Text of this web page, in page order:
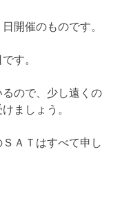
開催のものです。
す。
ので、少し遠くの
ましょう。
ＡＴはすべて申し